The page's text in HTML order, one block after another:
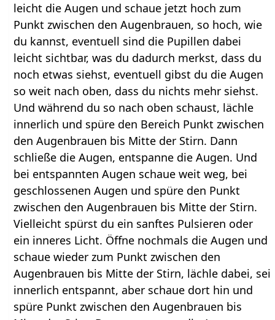
leicht die Augen und schaue jetzt hoch zum
Punkt zwischen den Augenbrauen, so hoch, wie
du kannst, eventuell sind die Pupillen dabei
leicht sichtbar, was du dadurch merkst, dass du
noch etwas siehst, eventuell gibst du die Augen
so weit nach oben, dass du nichts mehr siehst.
Und während du so nach oben schaust, lächle
innerlich und spüre den Bereich Punkt zwischen
den Augenbrauen bis Mitte der Stirn. Dann
schließe die Augen, entspanne die Augen. Und
bei entspannten Augen schaue weit weg, bei
geschlossenen Augen und spüre den Punkt
zwischen den Augenbrauen bis Mitte der Stirn.
Vielleicht spürst du ein sanftes Pulsieren oder
ein inneres Licht. Öffne nochmals die Augen und
schaue wieder zum Punkt zwischen den
Augenbrauen bis Mitte der Stirn, lächle dabei, sei
innerlich entspannt, aber schaue dort hin und
spüre Punkt zwischen den Augenbrauen bis